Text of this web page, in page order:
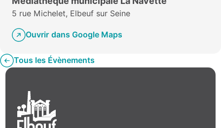
5 rue Michelet, Elbeuf sur Seine
Ouvrir dans Google Maps
Tous les Évènements